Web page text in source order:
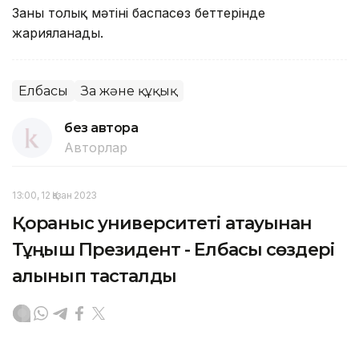
Заңның толық мәтіні баспасөз беттерінде
жарияланады.
Елбасы Заң және құқық
без автора
Авторлар
13:00, 12 Қазан 2023
Қорғаныс университеті атауынан
Тұңғыш Президент - Елбасы сөздері
алынып тасталды